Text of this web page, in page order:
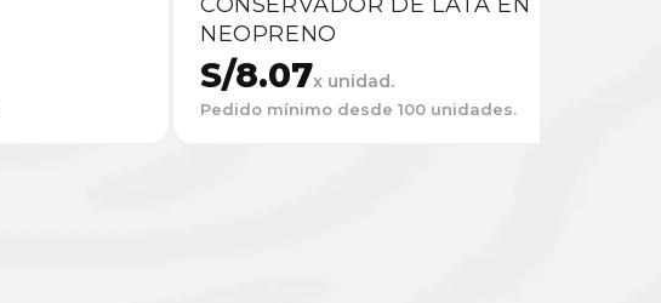
NEOPRENO
S/8.07x unidad.
Pedido mínimo desde 100 unidades.